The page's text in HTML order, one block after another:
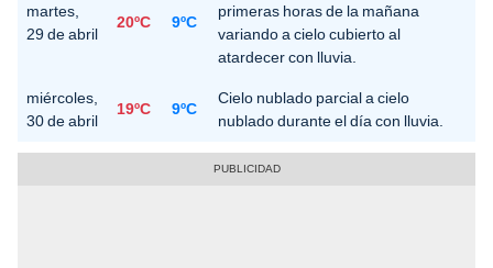
martes,
29 de abril
20ºC 9ºC
primeras horas de la mañana
variando a cielo cubierto al
atardecer con lluvia.
miércoles,
30 de abril
19ºC 9ºC
Cielo nublado parcial a cielo
nublado durante el día con lluvia.